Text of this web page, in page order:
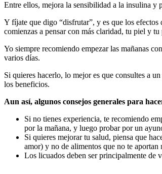
Entre ellos, mejora la sensibilidad a la insulina y
Y fíjate que digo “disfrutar”, y es que los
comienzas a pensar con más claridad, tu piel y
Yo siempre recomiendo empezar las mañanas
varios días.
Si quieres hacerlo, lo mejor es que consultes a
los beneficios.
Aun así, algunos consejos generales para
Si no tienes experiencia, te recomiendo
por la mañana, y luego probar por un
Si quieres mejorar tu salud, piensa que
amor) y no de alimentos que no te aportan
Los licuados deben ser principalmente de